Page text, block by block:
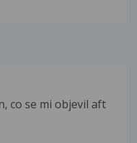
co se mi objevil aft